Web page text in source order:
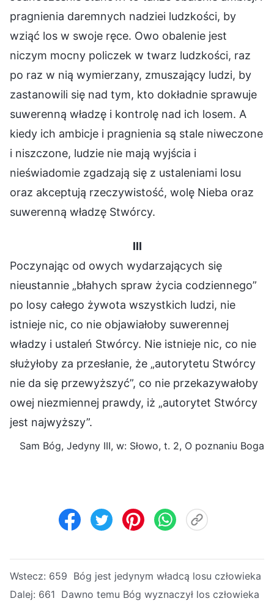
pragnienia daremnych nadziei ludzkości, by
wziąć los w swoje ręce. Owo obalenie jest
niczym mocny policzek w twarz ludzkości, raz
po raz w nią wymierzany, zmuszający ludzi, by
zastanowili się nad tym, kto dokładnie sprawuje
suwerenną władzę i kontrolę nad ich losem. A
kiedy ich ambicje i pragnienia są stale niweczone
i niszczone, ludzie nie mają wyjścia i
nieświadomie zgadzają się z ustaleniami losu
oraz akceptują rzeczywistość, wolę Nieba oraz
suwerenną władzę Stwórcy.
III
Poczynając od owych wydarzających się
nieustannie „błahych spraw życia codziennego”
po losy całego żywota wszystkich ludzi, nie
istnieje nic, co nie objawiałoby suwerennej
władzy i ustaleń Stwórcy. Nie istnieje nic, co nie
służyłoby za przesłanie, że „autorytetu Stwórcy
nie da się przewyższyć”, co nie przekazywałoby
owej niezmiennej prawdy, iż „autorytet Stwórcy
jest najwyższy”.
Sam Bóg, Jedyny III, w: Słowo, t. 2, O poznaniu Boga
Wstecz: 659 Bóg jest jedynym władcą losu człowieka
Dalej: 661 Dawno temu Bóg wyznaczył los człowieka